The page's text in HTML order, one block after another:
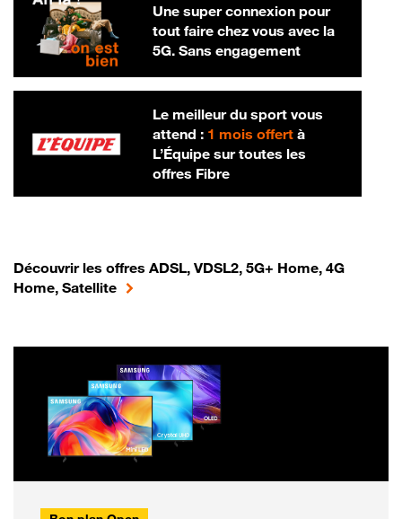
Une super connexion pour
tout faire chez vous avec la
5G. Sans engagement
Le meilleur du sport vous
attend : 1 mois offertà
L’Équipe sur toutes les
offres Fibre
Découvrir les offres ADSL, VDSL2, 5G+ Home, 4G
Home, Satellite